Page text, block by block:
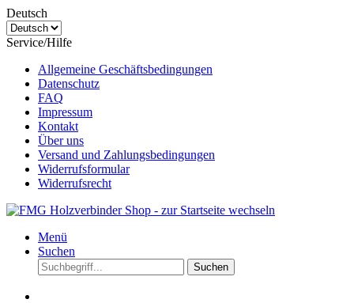
Deutsch
Service/Hilfe
Allgemeine Geschäftsbedingungen
Datenschutz
FAQ
Impressum
Kontakt
Über uns
Versand und Zahlungsbedingungen
Widerrufsformular
Widerrufsrecht
Menü
Suchen
Suchen